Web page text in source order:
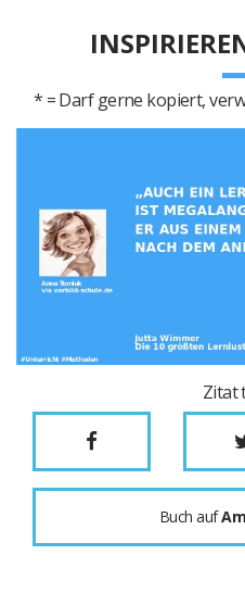
* = Darf gerne kopiert,
Zitat
Buch auf